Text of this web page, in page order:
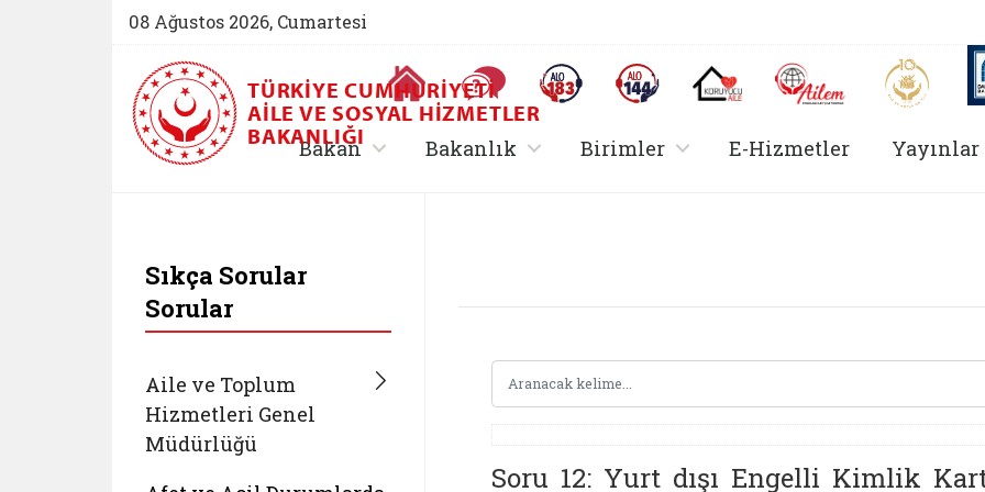
08 Ağustos 2026, Cumartesi
Ana Sayfa Sıkça Sorulan SorularAlo 183 (yeni sekmede açılır)Alo 144 (yeni sekmede açılır)Koruyucu Aile (yeni sekmede açılır)
AİLEM İletişim Aile ve
TÜRKIYE CUMHURIYETI
AILE VE SOSYAL HIZMETLER
BAKANLIĞI
Bakan, alt menü içerir
Bakanlık , alt menü içerir
Birimler, alt menü içerir
E-Hizmetler Yayınlar
Sıkça Sorular
Sorular
Aile ve Toplum
Hizmetleri Genel
Müdürlüğü
Soru 12: Yurt dışı Engelli Kimlik